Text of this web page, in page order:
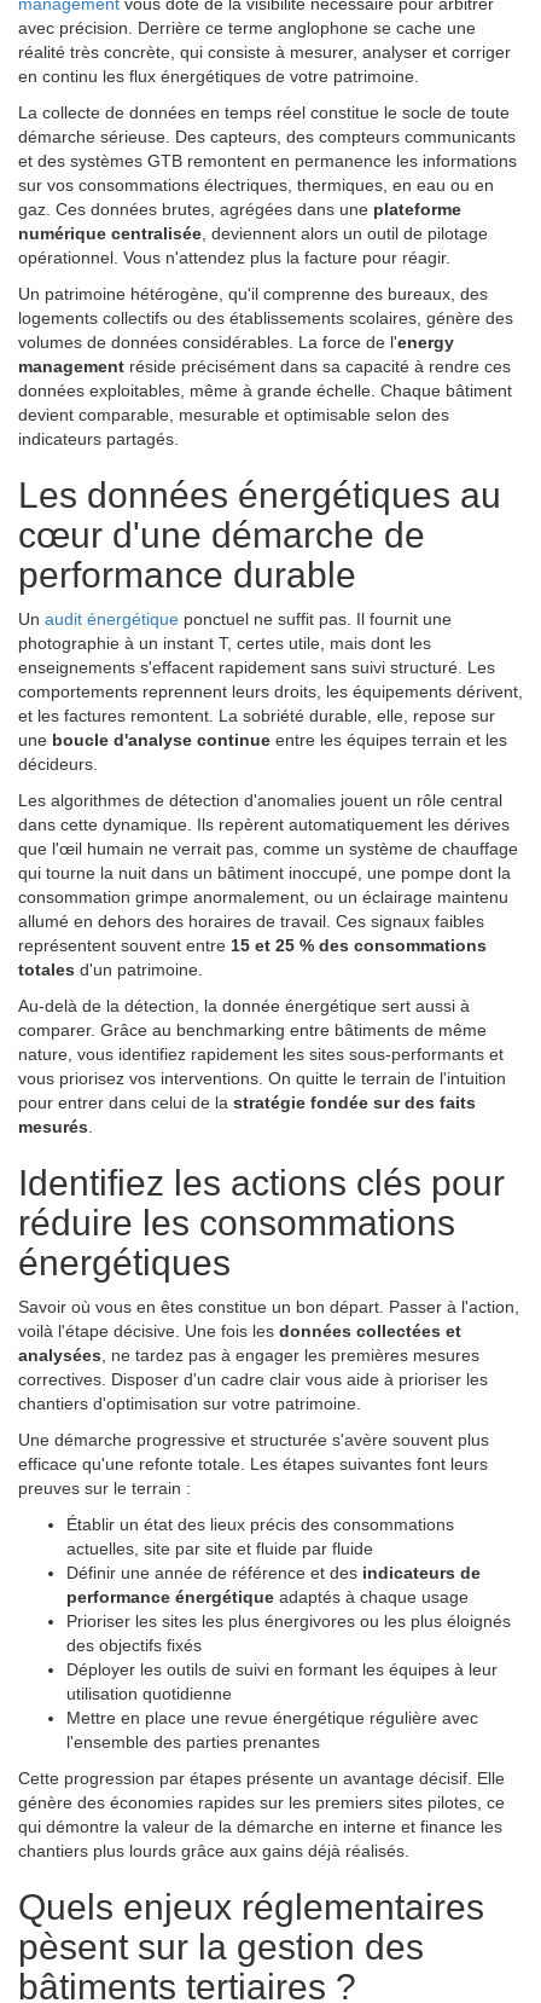
avec précision. Derrière ce terme anglophone se cache une
réalité très concrète, qui consiste à mesurer, analyser et corriger
en continu les flux énergétiques de votre patrimoine.
La collecte de données en temps réel constitue le socle de toute
démarche sérieuse. Des capteurs, des compteurs communicants
et des systèmes GTB remontent en permanence les informations
sur vos consommations électriques, thermiques, en eau ou en
gaz. Ces données brutes, agrégées dans une plateforme
numérique centralisée , deviennent alors un outil de pilotage
opérationnel. Vous n'attendez plus la facture pour réagir.
Un patrimoine hétérogène, qu'il comprenne des bureaux, des
logements collectifs ou des établissements scolaires, génère des
volumes de données considérables. La force de l'energy
management réside précisément dans sa capacité à rendre ces
données exploitables, même à grande échelle. Chaque bâtiment
devient comparable, mesurable et optimisable selon des
indicateurs partagés.
Les données énergétiques au
cœur d'une démarche de
performance durable
Un audit énergétique ponctuel ne suffit pas. Il fournit une
photographie à un instant T, certes utile, mais dont les
enseignements s'effacent rapidement sans suivi structuré. Les
comportements reprennent leurs droits, les équipements dérivent,
et les factures remontent. La sobriété durable, elle, repose sur
une boucle d'analyse continue entre les équipes terrain et les
décideurs.
Les algorithmes de détection d'anomalies jouent un rôle central
dans cette dynamique. Ils repèrent automatiquement les dérives
que l'œil humain ne verrait pas, comme un système de chauffage
qui tourne la nuit dans un bâtiment inoccupé, une pompe dont la
consommation grimpe anormalement, ou un éclairage maintenu
allumé en dehors des horaires de travail. Ces signaux faibles
représentent souvent entre 15 et 25 % des consommations
totales d'un patrimoine.
Au-delà de la détection, la donnée énergétique sert aussi à
comparer. Grâce au benchmarking entre bâtiments de même
nature, vous identifiez rapidement les sites sous-performants et
vous priorisez vos interventions. On quitte le terrain de l'intuition
pour entrer dans celui de la stratégie fondée sur des faits
mesurés
Identifiez les actions clés pour
réduire les consommations
énergétiques
Savoir où vous en êtes constitue un bon départ. Passer à l'action,
voilà l'étape décisive. Une fois les données collectées et
analysées , ne tardez pas à engager les premières mesures
correctives. Disposer d'un cadre clair vous aide à prioriser les
chantiers d'optimisation sur votre patrimoine.
Une démarche progressive et structurée s'avère souvent plus
efficace qu'une refonte totale. Les étapes suivantes font leurs
preuves sur le terrain :
Établir un état des lieux précis des consommations
actuelles, site par site et fluide par fluide
Définir une année de référence et des indicateurs de
performance énergétique adaptés à chaque usage
Prioriser les sites les plus énergivores ou les plus éloignés
des objectifs fixés
Déployer les outils de suivi en formant les équipes à leur
utilisation quotidienne
Mettre en place une revue énergétique régulière avec
l'ensemble des parties prenantes
Cette progression par étapes présente un avantage décisif. Elle
génère des économies rapides sur les premiers sites pilotes, ce
qui démontre la valeur de la démarche en interne et finance les
chantiers plus lourds grâce aux gains déjà réalisés.
Quels enjeux réglementaires
pèsent sur la gestion des
bâtiments tertiaires ?